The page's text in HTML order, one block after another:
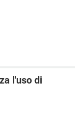
l'uso di